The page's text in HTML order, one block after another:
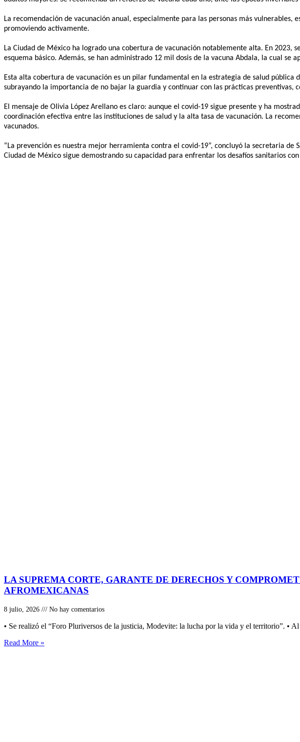
La recomendación de vacunación anual, especialmente para las personas más vulnerables,
promoviendo activamente.
La Ciudad de México ha logrado una cobertura de vacunación notablemente alta. En 2023,
esquema básico. Además, se han administrado 12 mil dosis de la vacuna Abdala, la cual se
Esta alta cobertura de vacunación es un pilar fundamental en la estrategia de salud pública
subrayando la importancia de no bajar la guardia y continuar con las prácticas preventivas,
El mensaje de Olivia López Arellano es claro: aunque el covid-19 sigue presente y ha
coordinación efectiva entre las instituciones de salud y la alta tasa de vacunación. La
vacunados.
“La prevención es nuestra mejor herramienta contra el covid-19”, concluyó la secretaria
Ciudad de México sigue demostrando su capacidad para enfrentar los desafíos sanitarios
LA SUPREMA CORTE, GARANTE DE DERECHOS Y
AFROMEXICANAS
8 julio, 2026 No hay comentarios
• Se realizó el “Foro Pluriversos de la justicia, Modevite: la lucha por la vida y el territorio”. •
Read More »